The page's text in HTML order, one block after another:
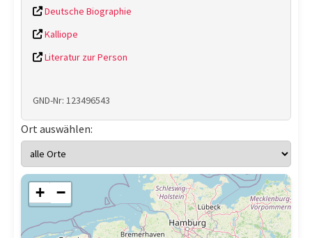
Deutsche Biographie
Kalliope
Literatur zur Person
GND-Nr: 123496543
Ort auswählen:
+ −